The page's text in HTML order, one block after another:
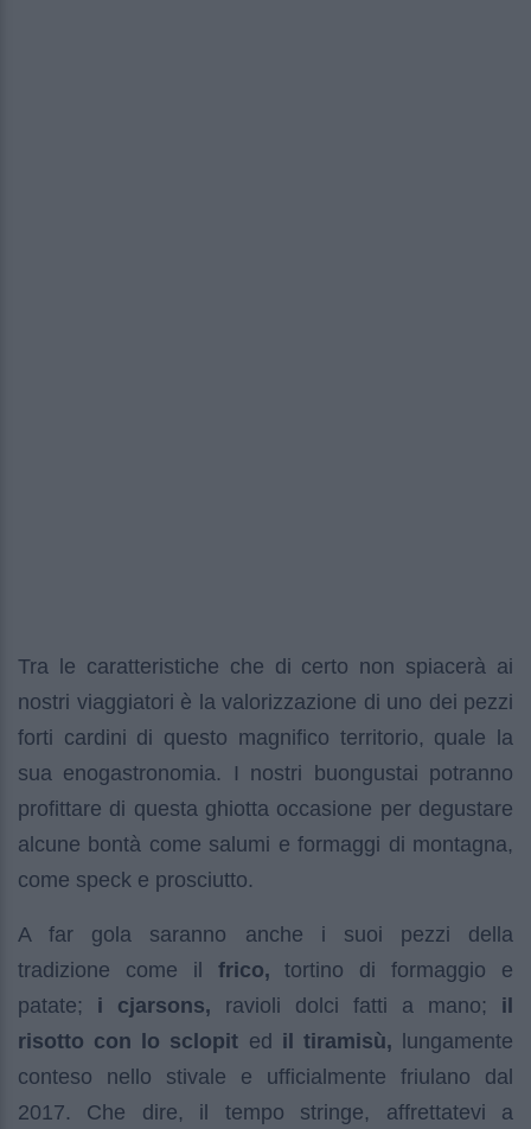
Tra le caratteristiche che di certo non spiacerà ai
nostri viaggiatori è la valorizzazione di uno dei pezzi
forti cardini di questo magnifico territorio, quale la
sua enogastronomia. I nostri buongustai potranno
profittare di questa ghiotta occasione per degustare
alcune bontà come salumi e formaggi di montagna,
come speck e prosciutto.
A far gola saranno anche i suoi pezzi della
tradizione come il frico,tortino di formaggio e
patate; i cjarsons, ravioli dolci fatti a mano; il
risotto con lo sclopit ed il tiramisù, lungamente
conteso nello stivale e ufficialmente friulano dal
2017. Che dire, il tempo stringe, affrettatevi a